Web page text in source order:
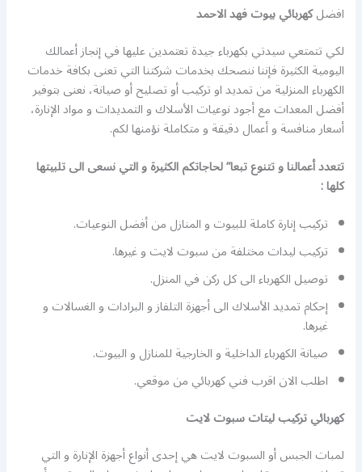
افضلكهربائي بيوت فهد الاحمد
لكي تتمتعي سيدتي بكهرباء جيدة تعتمدين عليها في إنجاز أعمالك
اليومية الكثيرة فإننا ننصحك بخدمات شركتنا التي تعنى بكافة خدمات
الكهرباء المنزلية من تمديد او تركيب أو تصليح أو صيانة، نعنى بتوفير
أفضل المعدات مع أجود نوعيات الأسلاك و التمديدات و مواد الإنارة،
أسعار منافسة و أعمال دقيقة و متكاملة نؤمنها لكم.
تتعدد أعمالنا و تتنوع تبعا” لحاجاتكم الكثيرة و التي نسعى الى تلبيتها
كلها :
تركيب إنارة كاملة للبيوت و المنازل من أفضل النوعيات.
تركيب ليدات مختلفة من سبوت لايت و غيرها.
توصيل الكهرباء الى كل ركن في المنزل.
إحكام تمديد الأسلاك الى أجهزة التلفاز و البرادات و الغسالات و
غيرها.
صيانة الكهرباء الداخلية و الخارجية للمنازل و البيوت.
اطلب الان اقرب فني كهربائي من موقعي.
كهربائي تركيب ليتات سبوت لايت
لمبات الجبس أو السبوت لايت هي إحدى أنواع أجهزة الإنارة و التي